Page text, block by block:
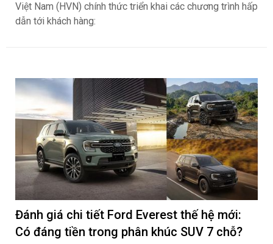
Việt Nam (HVN) chính thức triển khai các chương trình hấp
dẫn tới khách hàng:
Đánh giá chi tiết Ford Everest thế hệ mới:
Có đáng tiền trong phân khúc SUV 7 chỗ?